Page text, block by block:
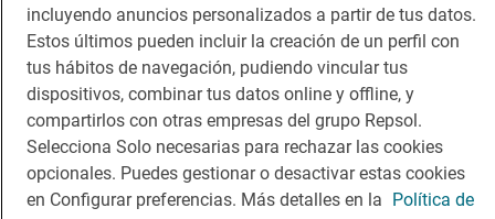
Dormir
Canal de ética
Política de privacidad Política de cookies Nota legal
Condiciones del servicio
incluyendo anuncios personalizados a partir de tus datos.
Estos últimos pueden incluir la creación de un perfil con
tus hábitos de navegación, pudiendo vincular tus
dispositivos, combinar tus datos online y offline, y
compartirlos con otras empresas del grupo Repsol.
Selecciona Solo necesarias para rechazar las cookies
opcionales. Puedes gestionar o desactivar estas cookies
en Configurar preferencias. Más detalles en la Política de